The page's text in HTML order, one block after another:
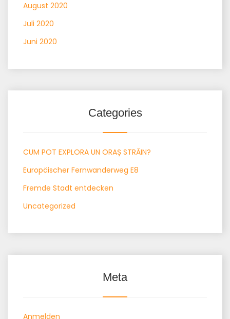
August 2020
Juli 2020
Juni 2020
Categories
CUM POT EXPLORA UN ORAȘ STRĂIN?
Europäischer Fernwanderweg E8
Fremde Stadt entdecken
Uncategorized
Meta
Anmelden